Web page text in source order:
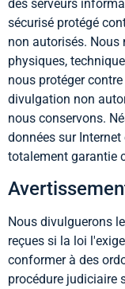
des serveurs
sécurisé protégé
non autorisés. Nous
physiques,
nous protéger
divulgation non
nous conservons.
données sur
totalement garantie
Nous divulguerons
reçues si la loi
conformer à des
procédure judiciaire